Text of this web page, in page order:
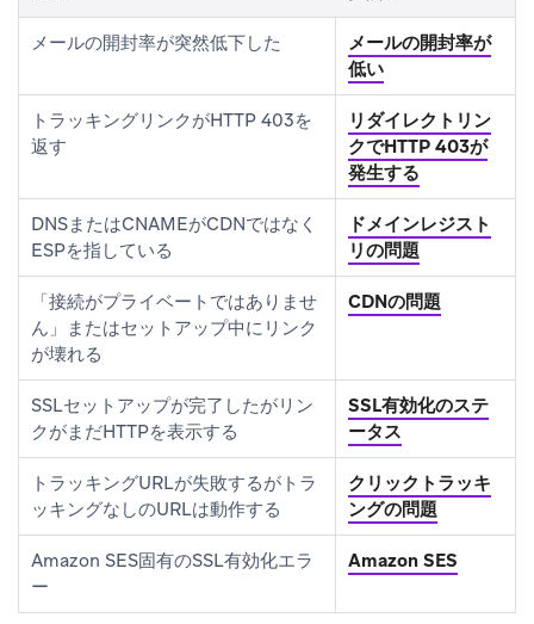
メールの開封率が突然低下した
メールの開封率が
低い
トラッキングリンクがHTTP 403を
返す
リダイレクトリン
クでHTTP 403が
発生する
DNSまたはCNAMEがCDNではなく
ESPを指している
ドメインレジスト
リの問題
「接続がプライベートではありませ
ん」またはセットアップ中にリンク
が壊れる
CDNの問題
SSLセットアップが完了したがリン
クがまだHTTPを表示する
SSL有効化のステ
ータス
トラッキングURLが失敗するがトラ
ッキングなしのURLは動作する
クリックトラッキ
ングの問題
Amazon SES固有のSSL有効化エラ
ー
Amazon SES